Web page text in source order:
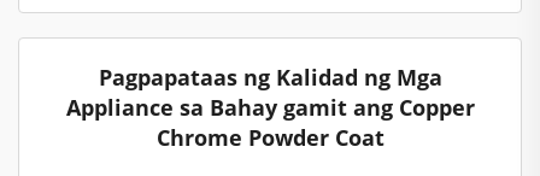
Pagpapataas ng Kalidad ng Mga
Appliance sa Bahay gamit ang Copper
Chrome Powder Coat